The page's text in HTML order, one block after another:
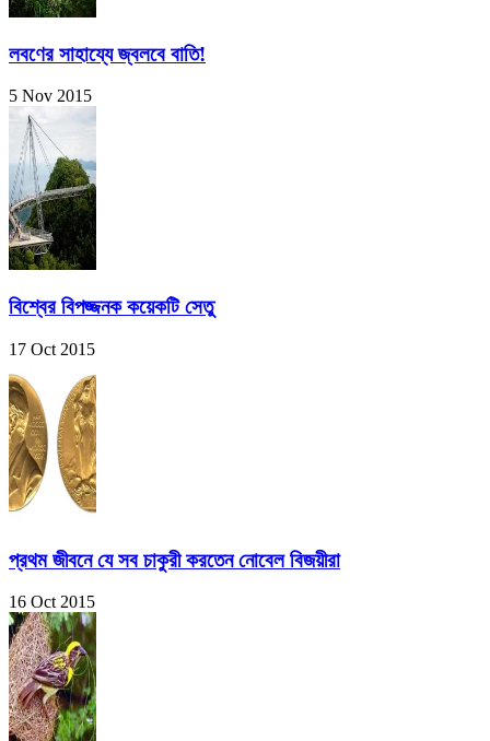
লবণের সাহায্যে জ্বলবে বাতি!
5 Nov 2015
বিশ্বের বিপজ্জনক কয়েকটি সেতু
17 Oct 2015
প্রথম জীবনে যে সব চাকুরী করতেন নোবেল বিজয়ীরা
16 Oct 2015